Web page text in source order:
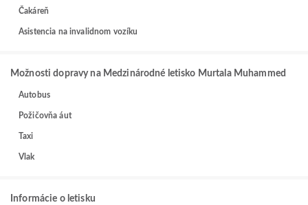
Čakáreň
Asistencia na invalidnom vozíku
Možnosti dopravy na Medzinárodné letisko Murtala Muhammed
Autobus
Požičovňa áut
Taxi
Vlak
Informácie o letisku